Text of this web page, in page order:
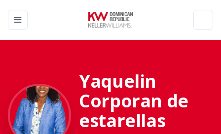
Toggle navigation menu
Yaquelin
Corporan de
estarellas